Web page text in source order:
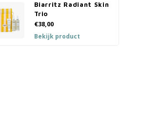
Biarritz Radiant Skin
Trio
€38,00
Bekijk product